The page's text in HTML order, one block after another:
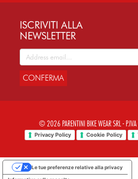
ISCRIVITI ALLA
NEWSLETTER
CONFERMA
© 2026 PARENTINI BIKE WEAR SRL -
Privacy Policy Cookie Policy
Le tue preferenze relative alla privacy